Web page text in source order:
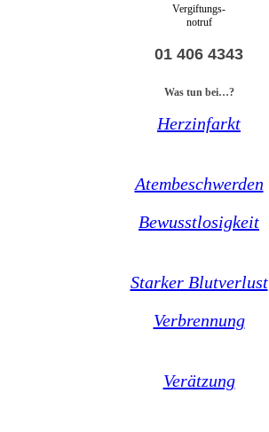
Vergiftungs-
notruf
01 406 4343
Was tun bei…?
Herzinfarkt
Atembeschwerden
Bewusstlosigkeit
Starker Blutverlust
Verbrennung
Verätzung